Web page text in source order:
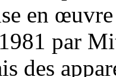
en
par
des